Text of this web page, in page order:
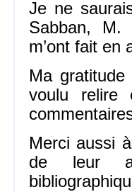
Je ne
Sabban, M.
m’ont fait en
Ma
voulu relire
Merci aussi
de leur